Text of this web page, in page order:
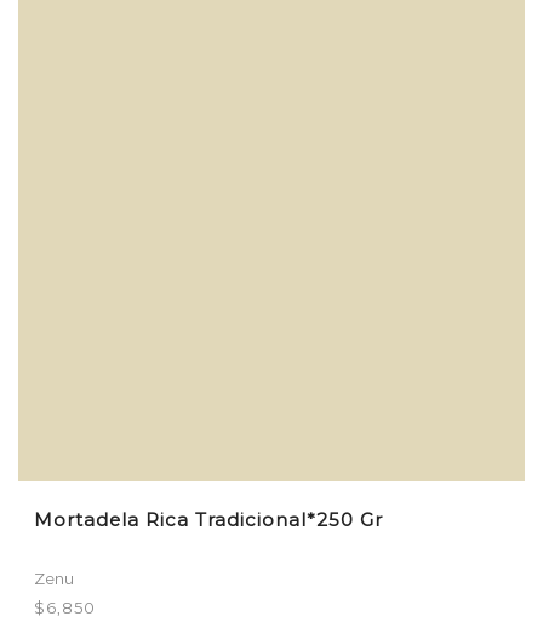
Mortadela Rica Tradicional*250 Gr
Zenu
$6,850